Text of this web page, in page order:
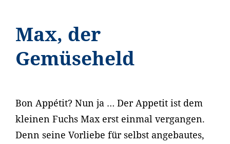
Max, der
Gemüseheld
Bon Appétit? Nun ja … Der Appetit ist dem
kleinen Fuchs Max erst einmal vergangen.
Denn seine Vorliebe für selbst angebautes,